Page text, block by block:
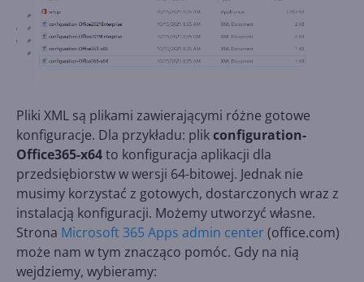
Pliki XML są plikami zawierającymi różne gotowe
konfiguracje. Dla przykładu: plikconfiguration-
Office365-x64to konfiguracja aplikacji dla
przedsiębiorstw w wersji 64-bitowej. Jednak nie
musimy korzystać z gotowych, dostarczonych wraz z
instalacją konfiguracji. Możemy utworzyć własne.
Strona Microsoft 365 Apps admin center(office.com)
może nam w tym znacząco pomóc. Gdy na nią
wejdziemy, wybieramy: